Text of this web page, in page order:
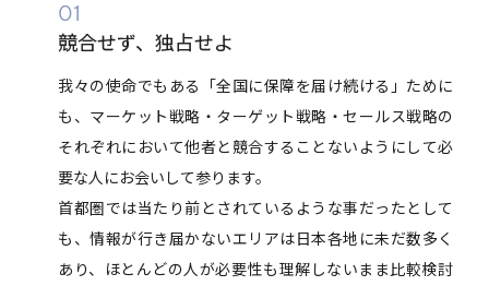
01
競合せず、独占せよ
我々の使命でもある「全国に保障を届け続ける」ために
も、マーケット戦略・ターゲット戦略・セールス戦略の
それぞれにおいて他者と競合することないようにして必
要な人にお会いして参ります。
首都圏では当たり前とされているような事だったとして
も、情報が行き届かないエリアは日本各地に未だ数多く
あり、ほとんどの人が必要性も理解しないまま比較検討